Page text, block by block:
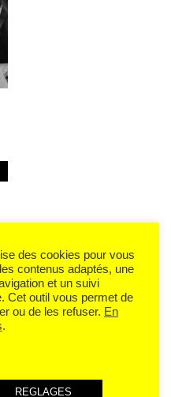
des cookies pour vous
contenus adaptés, une
et un suivi
Cet outil vous permet de
ou de les refuser. En
.
REGLAGES